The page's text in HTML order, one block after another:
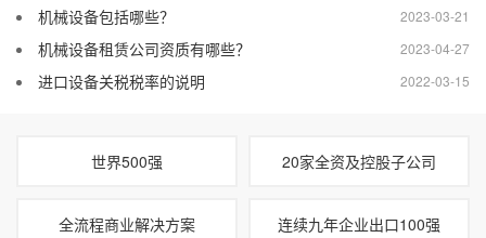
2023-03-21
机械设备包括哪些？
2023-04-27
机械设备租赁公司资质有哪些？
2022-03-15
进口设备关税税率的说明
世界500强 20家全资及控股子公司
全流程商业解决方案 连续九年企业出口100强